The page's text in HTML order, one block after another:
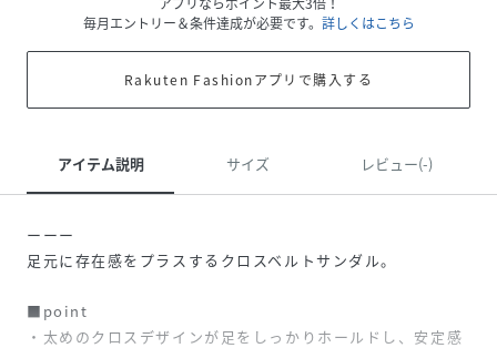
毎月エントリー＆条件達成が必要です。 詳しくはこちら
Rakuten Fashionアプリで購入する
アイテム説明 サイズ レビュー(-)
ーーー
足元に存在感をプラスするクロスベルトサンダル。
■point
・太めのクロスデザインが足をしっかりホールドし、安定感